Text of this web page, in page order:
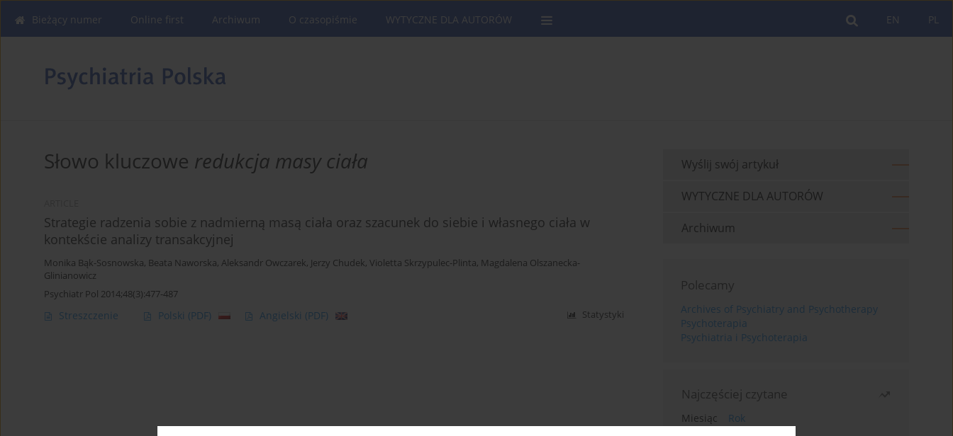
PL
EN
Bieżący numer Online first Archiwum O czasopiśmie WYTYCZNE DLA AUTORÓW
Słowo kluczowe redukcja masy ciała
Strategie radzenia sobie z nadmierną masą ciała oraz szacunek do siebie i własnego ciała w
kontekście analizy transakcyjnej
Monika Bąk-Sosnowska, Beata Naworska, Aleksandr Owczarek, Jerzy Chudek, Violetta Skrzypulec-Plinta, Magdalena Olszanecka-
Glinianowicz
Psychiatr Pol 2014;48(3):477-487
Streszczenie Polski (PDF) Angielski (PDF) Statystyki
Wyślij swój artykuł
WYTYCZNE DLA AUTORÓW
Archiwum
Polecamy
Archives of Psychiatry and Psychotherapy
Psychoterapia
Psychiatria i Psychoterapia
Najczęściej czytane
Miesiąc
Rok